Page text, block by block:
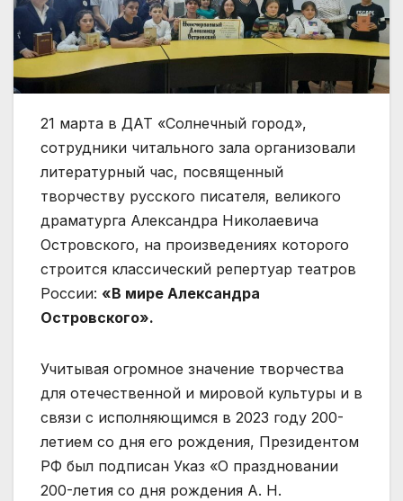
21 марта в ДАТ «Солнечный город»,
сотрудники читального зала организовали
литературный час, посвященный
творчеству русского писателя, великого
драматурга Александра Николаевича
Островского, на произведениях которого
строится классический репертуар театров
России: «В мире Александра
Островского».
Учитывая огромное значение творчества
для отечественной и мировой культуры и в
связи с исполняющимся в 2023 году 200-
летием со дня его рождения, Президентом
РФ был подписан Указ «О праздновании
200-летия со дня рождения А. Н.